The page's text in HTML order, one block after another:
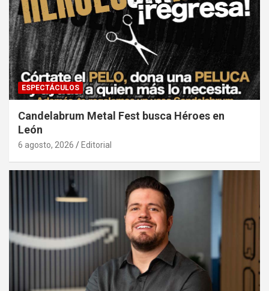
ESPECTÁCULOS
Candelabrum Metal Fest busca Héroes en
León
6 agosto, 2026 Editorial